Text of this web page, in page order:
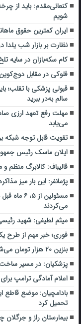
کنعانی‌مقدم: باید از
شویم
ایران کمترین حقوق
نظارت بر بازار شب
کام سکه‌بازان در سایه
فلوکی در مقابل
قبولی پزشکی با
سالم به‌در ببرید
می‌یابد
تقویت قابل توجه شبکه
ایلان ماسک رئیس
قالیباف: کالابرگ منظم
پژمانفر: این بار میز
مسئولین از
می‌کردند
میثم لطیفی: شهید
فوری؛ خبر مهم از طرح
بنزین ۲۰ هزار تومان می‌شود؟ / سخنگوی دولت پاسخ داد
پزشکیان: در مسیر
اعلام آمادگی ترامپ برای
بادامچیان: موضع قاطع
تحمیل کرد
بیمارستان راز و جرگلان